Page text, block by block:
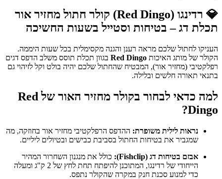
💎 רדינגו (Red Dingo) קולר חתול מחזיר אור
תכלת דג – בטיחות וסטייל בשעות החשיכה
העניקו לחתול שלכם מראה רענן והגנה מקסימלית בכל שעות היממה.
הקולר של מותג האיכות Red Dingo בגוון תכלת תוסס משלב הדפס דגים
רפלקטיבי (מחזיר אור), המבטיח שהחתול שלכם יהיה בולט וקל לזיהוי גם
בתנאי תאורה חלשים ובלילה.
למה כדאי לבחור בקולר מחזיר האור של Red
Dingo?
נראות לילית משופרת: ההדפס הרפלקטיבי מחזיר אור בחוזקה, מה
שמגביר את בטיחות החתול בסביבת כבישים ובטיולים ליליים.
אבזם בטיחות דג (Fishclip):
כולל את מנגנון השחרור המהיר
הייחודי של רדינגו, המתוכנן להיפתח תחת לחץ של 2 ק"ג ומעלה
כדי למנוע סכנת חנק במקרה שהקולר נתפס.